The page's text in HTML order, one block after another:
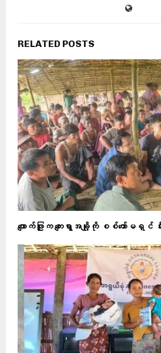
RELATED POSTS
ကျောက်ဖြူက ကျေးရွာအချို့ကို စစ်ကော်မရှင်